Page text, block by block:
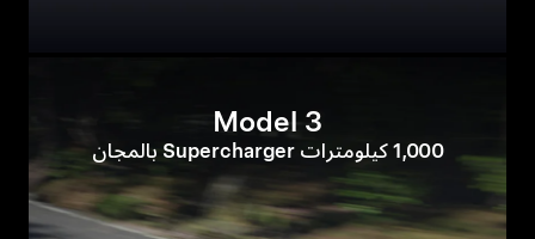
Model 3
1,000 كيلومترات Supercharger بالمجان